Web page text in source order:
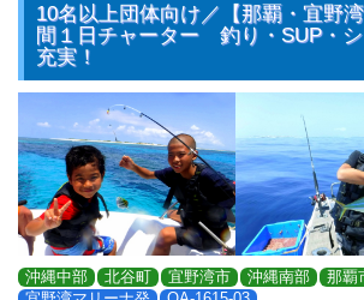
10名以上団体向け／【那覇・宜野
間１日チャーター 釣り・SUP・
充実！
沖縄中部 北谷町 宜野湾市 沖縄南部 那覇